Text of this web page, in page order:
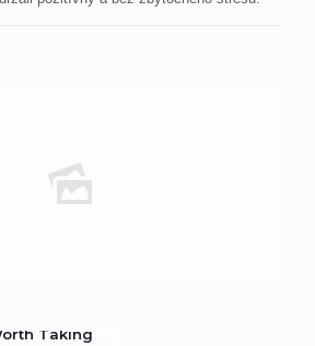
Taking